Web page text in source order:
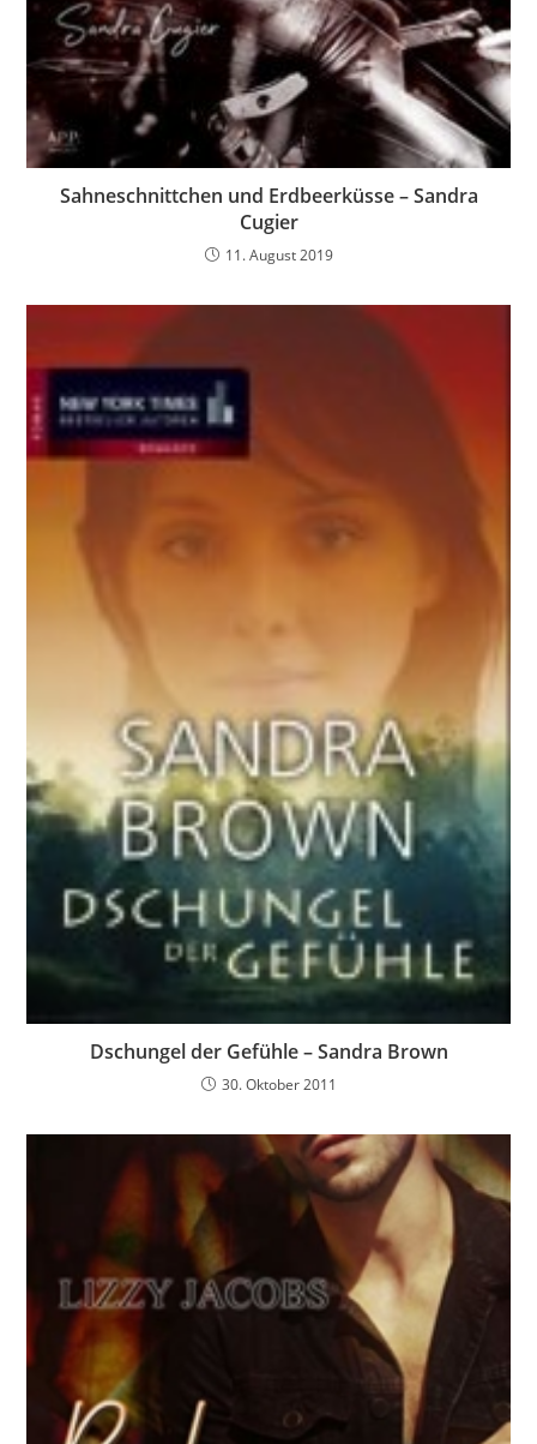
Sahneschnittchen und Erdbeerküsse – Sandra
Cugier
11. August 2019
Dschungel der Gefühle – Sandra Brown
30. Oktober 2011